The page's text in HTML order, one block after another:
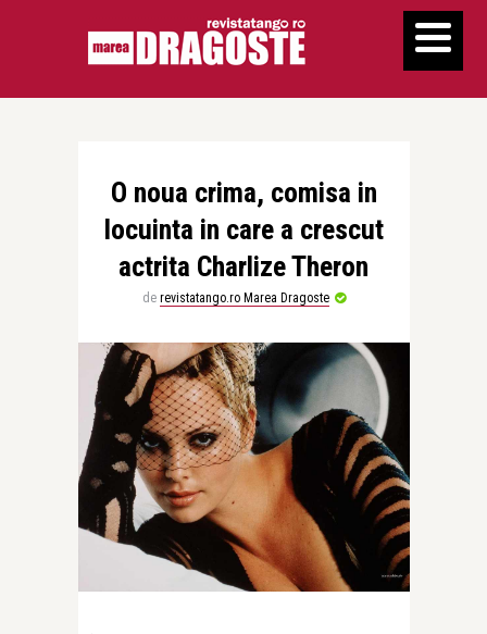
O noua crima, comisa in
locuinta in care a crescut
actrita Charlize Theron
de revistatango.ro Marea Dragoste